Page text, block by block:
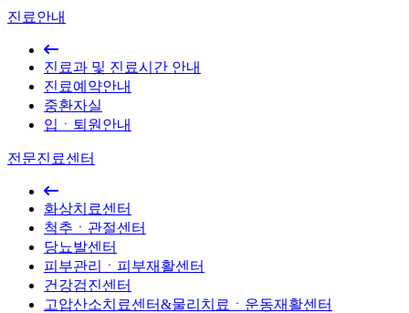
진료안내
진료과 및 진료시간 안내
진료예약안내
중환자실
입ㆍ퇴원안내
전문진료센터
화상치료센터
척추ㆍ관절센터
당뇨발센터
피부관리ㆍ피부재활센터
건강검진센터
고압산소치료센터&물리치료ㆍ운동재활센터